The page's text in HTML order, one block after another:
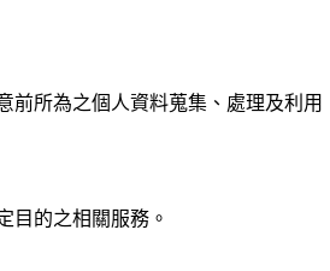
前所為之個人資料蒐集、處理及利用
目的之相關服務。